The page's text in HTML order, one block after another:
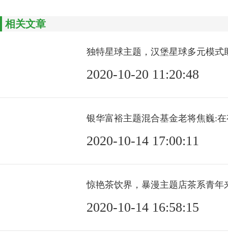
相关文章
独特星球主题，汉堡星球多元模式
2020-10-20 11:20:48
银华富裕主题混合基金老将焦巍:
2020-10-14 17:00:11
惊艳茶饮界，暴漫主题店茶系青年
2020-10-14 16:58:15